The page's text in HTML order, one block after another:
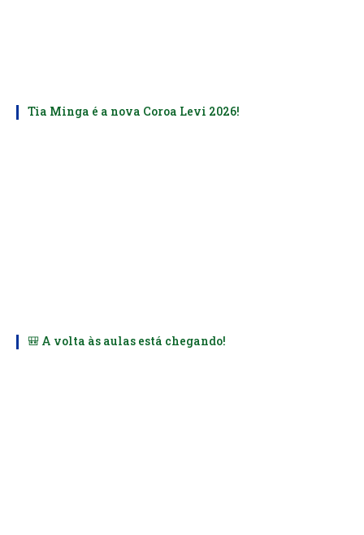
Tia Minga é a nova Coroa Levi 2026!
🎒 A volta às aulas está chegando!